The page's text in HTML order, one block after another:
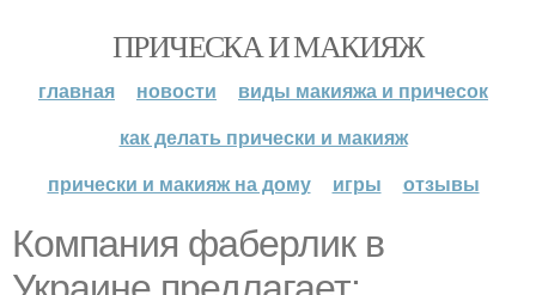
ПРИЧЕСКА И МАКИЯЖ
главная новости
виды макияжа и причесок
как делать прически и макияж
прически и макияж на дому
игры отзывы
Компания фаберлик в